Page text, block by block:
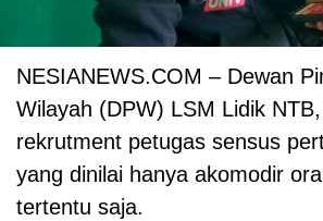
NESIANEWS.COM – Dewan
Wilayah (DPW) LSM Lidik
rekrutment petugas sensus
yang dinilai hanya akomodir
tertentu saja.